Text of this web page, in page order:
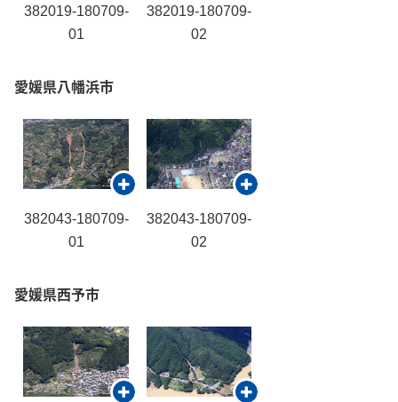
382019-180709-
01
382019-180709-
02
愛媛県八幡浜市
382043-180709-
01
382043-180709-
02
愛媛県西予市